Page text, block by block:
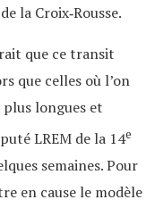
la Croix‐Rousse.
que ce transit
que celles où l’on
longues et
LREM de la 14e
semaines. Pour
en cause le modèle